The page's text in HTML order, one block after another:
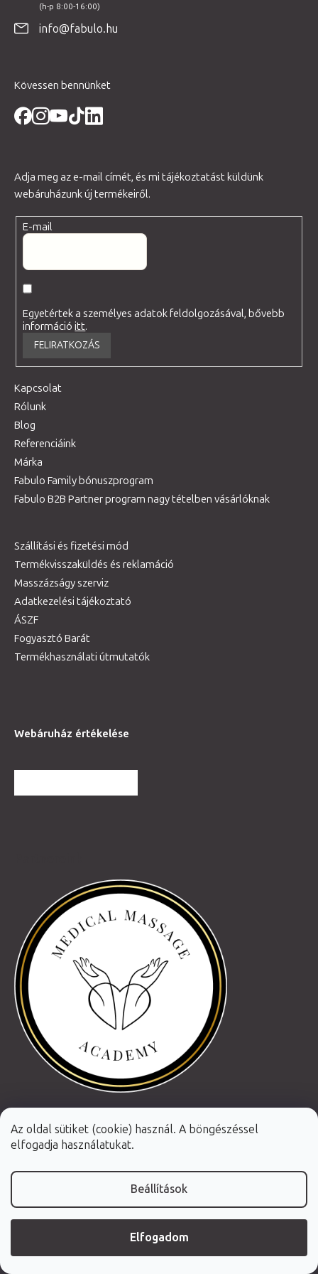
Az oldal sütiket (cookie) használ. A böngészéssel
elfogadja használatukat.
Beállítások
Elfogadom
info@fabulo.hu
Kövessen bennünket
Adja meg az e-mail címét, és mi tájékoztatást küldünk
webáruházunk új termékeiről.
E-mail
Egyetértek a személyes adatok feldolgozásával, bővebb
információitt.
FELIRATKOZÁS
Kapcsolat
Rólunk
Blog
Referenciáink
Márka
Fabulo Family bónuszprogram
Fabulo B2B Partner program nagy tételben vásárlóknak
Szállítási és fizetési mód
Termékvisszaküldés és reklamáció
Masszázságy szerviz
Adatkezelési tájékoztató
ÁSZF
Fogyasztó Barát
Termékhasználati útmutatók
Webáruház értékelése